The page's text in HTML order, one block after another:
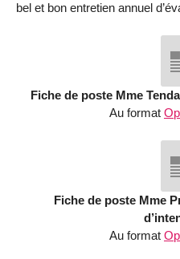
bel et bon entretien annuel
Fiche de poste Mme
Au format
Fiche de poste Mme
Au format